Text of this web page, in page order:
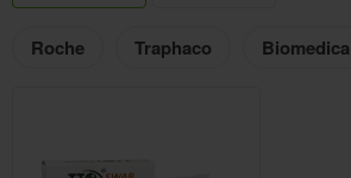
Roche Traphaco Biomedica